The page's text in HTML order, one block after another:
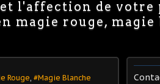
l'affection de votre
magie rouge, magie
Rouge #Magie Blanche